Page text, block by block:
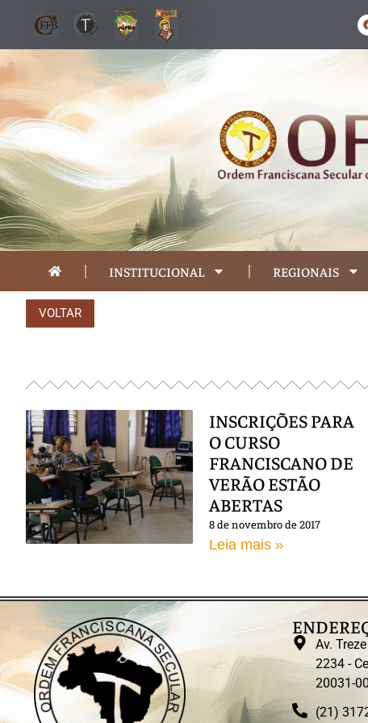
INSTITUCIONAL REGIONAIS
VOLTAR
INSCRIÇÕES PARA
O CURSO
FRANCISCANO DE
VERÃO ESTÃO
ABERTAS
8 de novembro de 2017
Leia mais »
Av.
2234 -
20031-
(21)